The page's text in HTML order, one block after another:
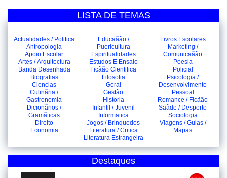
LISTA DE TEMAS
Actualidades / Politica
Antropologia
Apoio Escolar
Artes / Arquitectura
Banda Desenhada
Biografias
Ciencias
Culinãria /
Gastronomia
Dicionãrios /
Gramãticas
Direito
Economia
Educaãão /
Puericultura
Espiritualidades
Estudos E Ensaio
Ficãão Cientifica
Filosofia
Geral
Gestão
Historia
Infantil / Juvenil
Informatica
Jogos / Brinquedos
Literatura / Critica
Literatura Estrangeira
Livros Escolares
Marketing /
Comunicaãão
Poesia
Policial
Psicologia /
Desenvolvimento
Pessoal
Romance / Ficãão
Saãde / Desporto
Sociologia
Viagens / Guias /
Mapas
Destaques